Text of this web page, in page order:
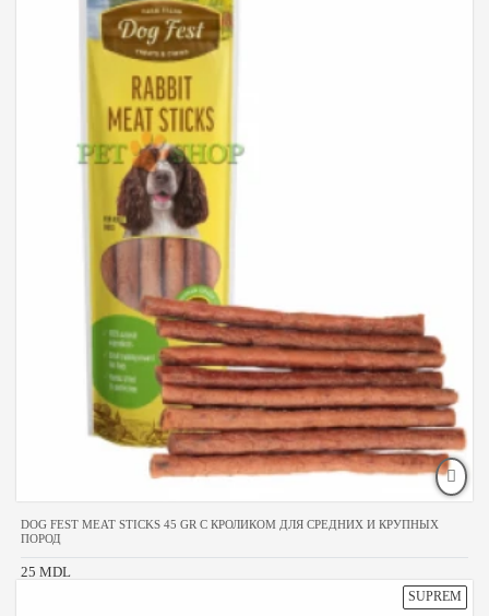
DOG FEST MEAT STICKS 45 GR С КРОЛИКОМ ДЛЯ СРЕДНИХ И КРУПНЫХ
ПОРОД
25 MDL